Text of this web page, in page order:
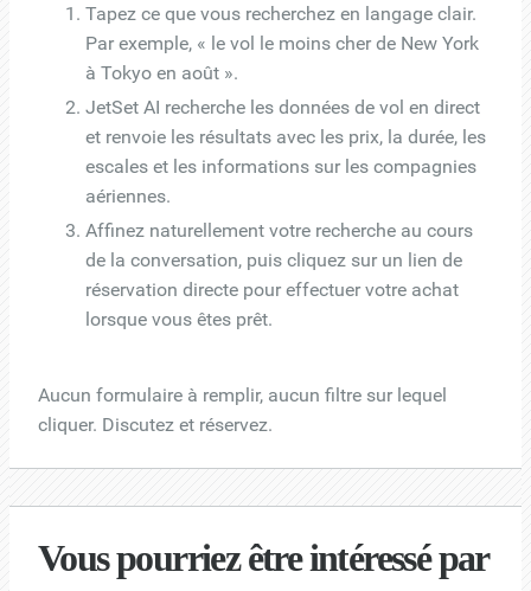
Tapez ce que vous recherchez en langage clair.
Par exemple, « le vol le moins cher de New York
à Tokyo en août ».
JetSet AI recherche les données de vol en direct
et renvoie les résultats avec les prix, la durée, les
escales et les informations sur les compagnies
aériennes.
Affinez naturellement votre recherche au cours
de la conversation, puis cliquez sur un lien de
réservation directe pour effectuer votre achat
lorsque vous êtes prêt.
Aucun formulaire à remplir, aucun filtre sur lequel
cliquer. Discutez et réservez.
Vous pourriez être intéressé par